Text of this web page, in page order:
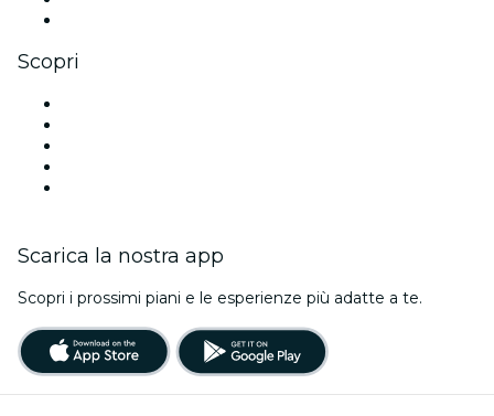
Scopri
Scarica la nostra app
Scopri i prossimi piani e le esperienze più adatte a te.